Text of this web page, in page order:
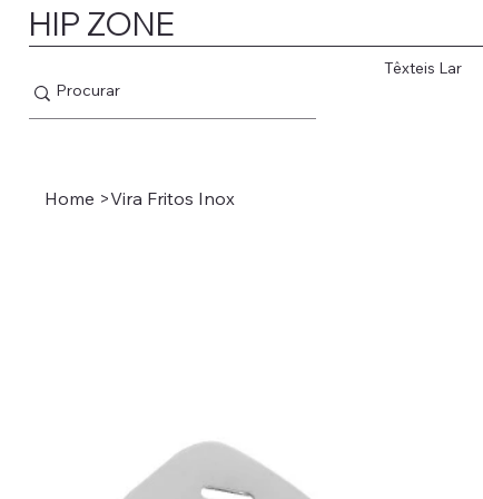
HIP ZONE
Têxteis Lar
Home >Vira Fritos Inox